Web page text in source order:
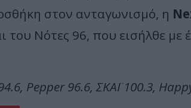
στον ανταγωνισμό, η
του Νότες 96, που εισήλθε με
Pepper 96.6, ΣΚΑΪ 100.3,